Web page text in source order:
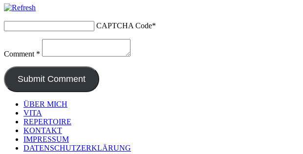
CAPTCHA Code*
Comment *
ÜBER MICH
VITA
REPERTOIRE
KONTAKT
IMPRESSUM
DATENSCHUTZERKLÄRUNG